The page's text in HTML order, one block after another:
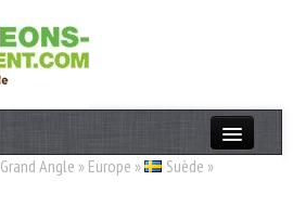
Grand Angle » Europe » Suède »